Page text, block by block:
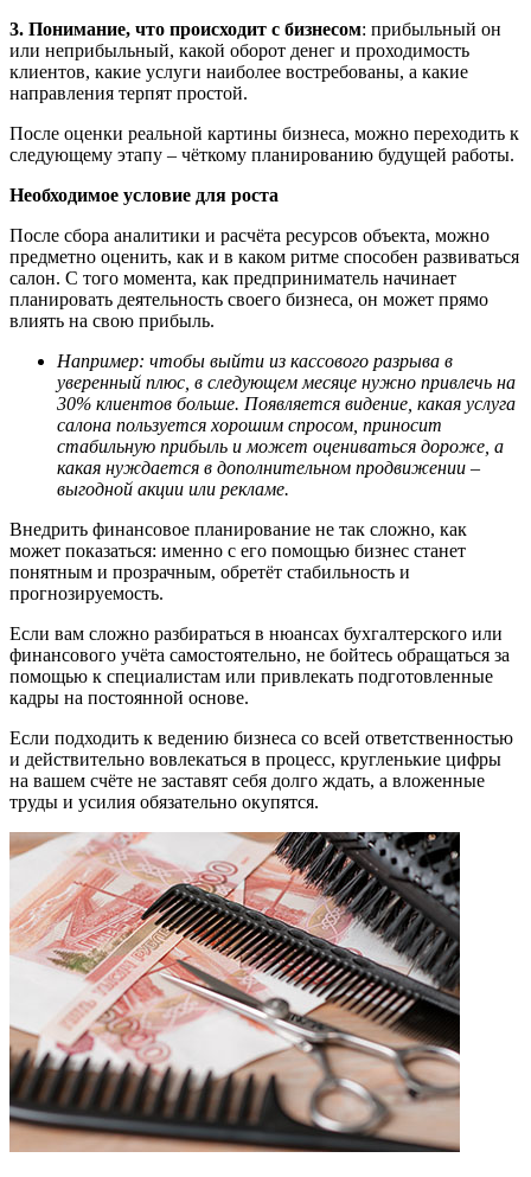
3. Понимание, что происходит с бизнесом: прибыльный он
или неприбыльный, какой оборот денег и проходимость
клиентов, какие услуги наиболее востребованы, а какие
направления терпят простой.
После оценки реальной картины бизнеса, можно переходить к
следующему этапу – чёткому планированию будущей работы.
Необходимое условие для роста
После сбора аналитики и расчёта ресурсов объекта, можно
предметно оценить, как и в каком ритме способен развиваться
салон. С того момента, как предприниматель начинает
планировать деятельность своего бизнеса, он может прямо
влиять на свою прибыль.
Например: чтобы выйти из кассового разрыва в
уверенный плюс, в следующем месяце нужно привлечь на
30% клиентов больше. Появляется видение, какая услуга
салона пользуется хорошим спросом, приносит
стабильную прибыль и может оцениваться дороже, а
какая нуждается в дополнительном продвижении –
выгодной акции или рекламе.
Внедрить финансовое планирование не так сложно, как
может показаться: именно с его помощью бизнес станет
понятным и прозрачным, обретёт стабильность и
прогнозируемость.
Если вам сложно разбираться в нюансах бухгалтерского или
финансового учёта самостоятельно, не бойтесь обращаться за
помощью к специалистам или привлекать подготовленные
кадры на постоянной основе.
Если подходить к ведению бизнеса со всей ответственностью
и действительно вовлекаться в процесс, кругленькие цифры
на вашем счёте не заставят себя долго ждать, а вложенные
труды и усилия обязательно окупятся.